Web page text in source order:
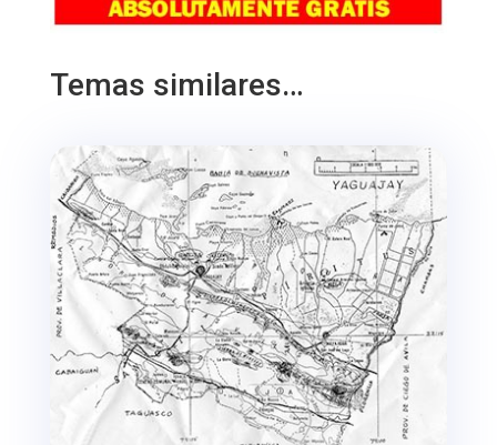
Temas similares…